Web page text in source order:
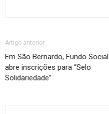
Artigo anterior
Em São Bernardo, Fundo Social
abre inscrições para “Selo
Solidariedade”